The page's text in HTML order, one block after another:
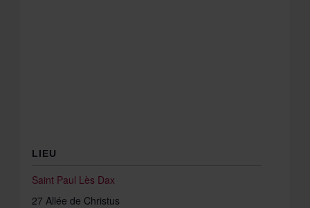
LIEU
Saint Paul Lès Dax
27 Allée de Christus